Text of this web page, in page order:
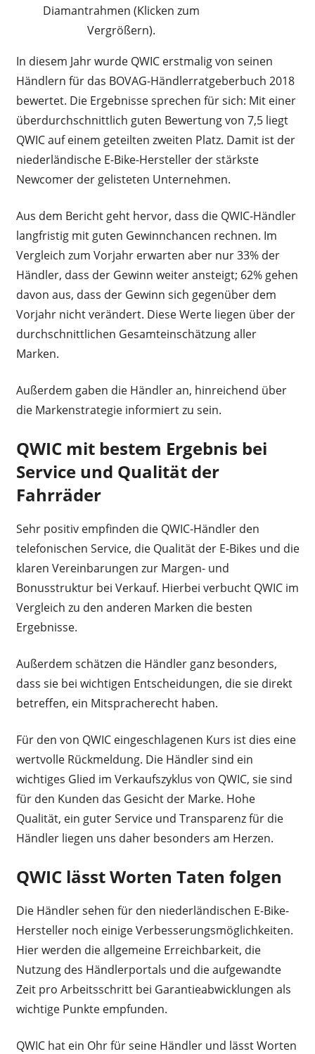
Diamantrahmen (Klicken zum
Vergrößern).
In diesem Jahr wurde QWIC erstmalig von seinen
Händlern für das BOVAG-Händlerratgeberbuch 2018
bewertet. Die Ergebnisse sprechen für sich: Mit einer
überdurchschnittlich guten Bewertung von 7,5 liegt
QWIC auf einem geteilten zweiten Platz. Damit ist der
niederländische E-Bike-Hersteller der stärkste
Newcomer der gelisteten Unternehmen.
Aus dem Bericht geht hervor, dass die QWIC-Händler
langfristig mit guten Gewinnchancen rechnen. Im
Vergleich zum Vorjahr erwarten aber nur 33% der
Händler, dass der Gewinn weiter ansteigt; 62% gehen
davon aus, dass der Gewinn sich gegenüber dem
Vorjahr nicht verändert. Diese Werte liegen über der
durchschnittlichen Gesamteinschätzung aller
Marken.
Außerdem gaben die Händler an, hinreichend über
die Markenstrategie informiert zu sein.
QWIC mit bestem Ergebnis bei
Service und Qualität der
Fahrräder
Sehr positiv empfinden die QWIC-Händler den
telefonischen Service, die Qualität der E-Bikes und die
klaren Vereinbarungen zur Margen- und
Bonusstruktur bei Verkauf. Hierbei verbucht QWIC im
Vergleich zu den anderen Marken die besten
Ergebnisse.
Außerdem schätzen die Händler ganz besonders,
dass sie bei wichtigen Entscheidungen, die sie direkt
betreffen, ein Mitspracherecht haben.
Für den von QWIC eingeschlagenen Kurs ist dies eine
wertvolle Rückmeldung. Die Händler sind ein
wichtiges Glied im Verkaufszyklus von QWIC, sie sind
für den Kunden das Gesicht der Marke. Hohe
Qualität, ein guter Service und Transparenz für die
Händler liegen uns daher besonders am Herzen.
QWIC lässt Worten Taten folgen
Die Händler sehen für den niederländischen E-Bike-
Hersteller noch einige Verbesserungsmöglichkeiten.
Hier werden die allgemeine Erreichbarkeit, die
Nutzung des Händlerportals und die aufgewandte
Zeit pro Arbeitsschritt bei Garantieabwicklungen als
wichtige Punkte empfunden.
QWIC hat ein Ohr für seine Händler und lässt Worten